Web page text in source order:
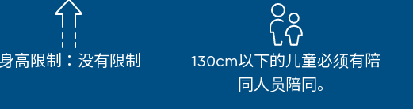
高限制：没有限制
130cm以下的儿童必须有陪
同人员陪同。